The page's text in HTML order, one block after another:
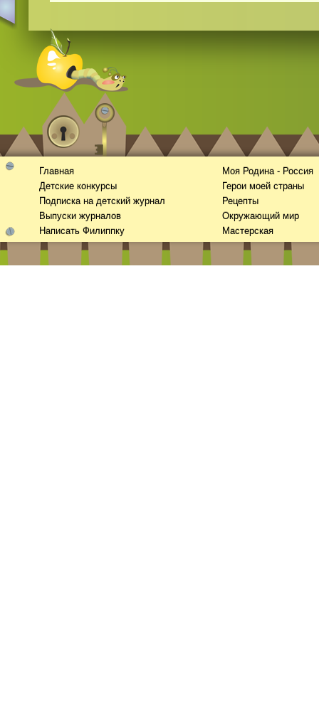
Главная
Детские конкурсы
Подписка на детский журнал
Выпуски журналов
Написать Филиппку
Моя Родина - Россия
Герои моей страны
Рецепты
Окружающий мир
Мастерская
Смотреть видео365онлайн